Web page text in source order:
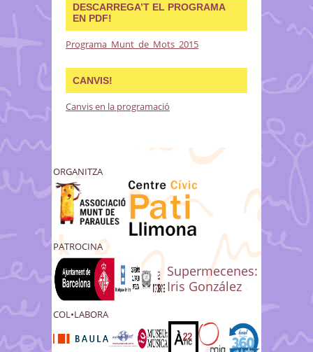
DESCARREGA’T EL PROGRAMA
EN PDF!
Programa_Munt_de_Mots_2015
CANVIS!
Canvis en la programació
ORGANITZA
PATROCINA
Supermecenes:
Iris González
COL•LABORA